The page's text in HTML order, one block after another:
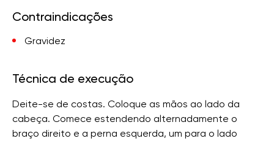
Contraindicações
Gravidez
Técnica de execução
Deite-se de costas. Coloque as mãos ao lado da
cabeça. Comece estendendo alternadamente o
braço direito e a perna esquerda, um para o lado